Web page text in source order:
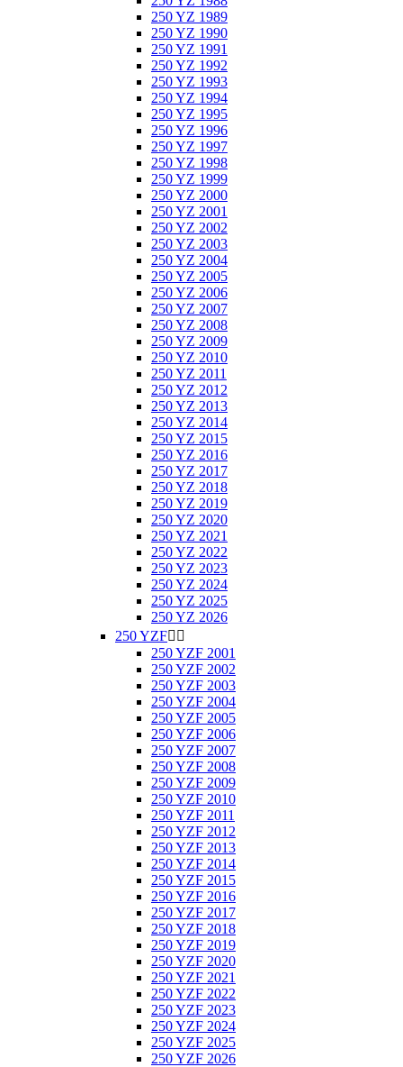
250 YZ 1989
250 YZ 1990
250 YZ 1991
250 YZ 1992
250 YZ 1993
250 YZ 1994
250 YZ 1995
250 YZ 1996
250 YZ 1997
250 YZ 1998
250 YZ 1999
250 YZ 2000
250 YZ 2001
250 YZ 2002
250 YZ 2003
250 YZ 2004
250 YZ 2005
250 YZ 2006
250 YZ 2007
250 YZ 2008
250 YZ 2009
250 YZ 2010
250 YZ 2011
250 YZ 2012
250 YZ 2013
250 YZ 2014
250 YZ 2015
250 YZ 2016
250 YZ 2017
250 YZ 2018
250 YZ 2019
250 YZ 2020
250 YZ 2021
250 YZ 2022
250 YZ 2023
250 YZ 2024
250 YZ 2025
250 YZ 2026
250 YZF 
250 YZF 2001
250 YZF 2002
250 YZF 2003
250 YZF 2004
250 YZF 2005
250 YZF 2006
250 YZF 2007
250 YZF 2008
250 YZF 2009
250 YZF 2010
250 YZF 2011
250 YZF 2012
250 YZF 2013
250 YZF 2014
250 YZF 2015
250 YZF 2016
250 YZF 2017
250 YZF 2018
250 YZF 2019
250 YZF 2020
250 YZF 2021
250 YZF 2022
250 YZF 2023
250 YZF 2024
250 YZF 2025
250 YZF 2026